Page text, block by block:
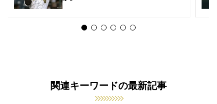
関連キーワードの最新記事